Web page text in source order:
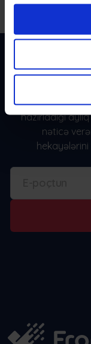
10.000-dən
hazırladığı
nəticə
hekayələrini